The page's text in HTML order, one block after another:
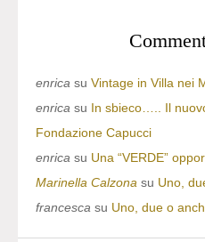
enrica su Vintage in Villa nei
enrica su In sbieco….. Il
Fondazione Capucci
enrica su Una “VERDE”
Marinella Calzona su Uno,
francesca su Uno, due o